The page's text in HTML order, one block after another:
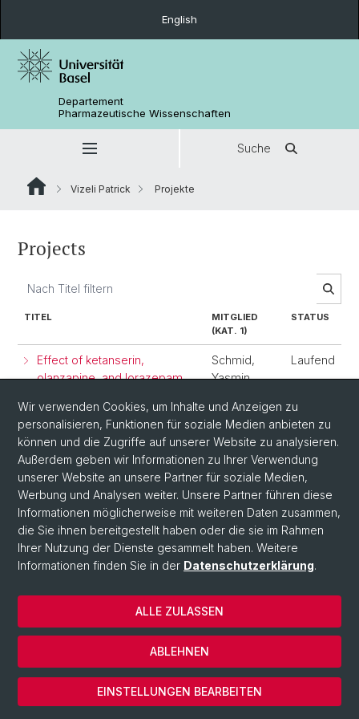
English
Departement
Pharmazeutische Wissenschaften
Suche
Vizeli Patrick Projekte
Projects
TITEL
MITGLIED
(KAT. 1)
STATUS
Effect of ketanserin,
olanzapine, and lorazepam
the acute response to LSD in
healthy subjects (LBL-Study)
Schmid,
Yasmin
Investigator)
Laufend
Wir verwenden Cookies, um Inhalte und Anzeigen zu
personalisieren, Funktionen für soziale Medien anbieten zu
können und die Zugriffe auf unserer Website zu analysieren.
Außerdem geben wir Informationen zu Ihrer Verwendung
unserer Website an unsere Partner für soziale Medien,
Werbung und Analysen weiter. Unsere Partner führen diese
Informationen möglicherweise mit weiteren Daten zusammen,
die Sie ihnen bereitgestellt haben oder die sie im Rahmen
Ihrer Nutzung der Dienste gesammelt haben. Weitere
Informationen finden Sie in der Datenschutzerklärung.
EINSTELLUNGEN BEARBEITEN
ABLEHNEN
ALLE ZULASSEN